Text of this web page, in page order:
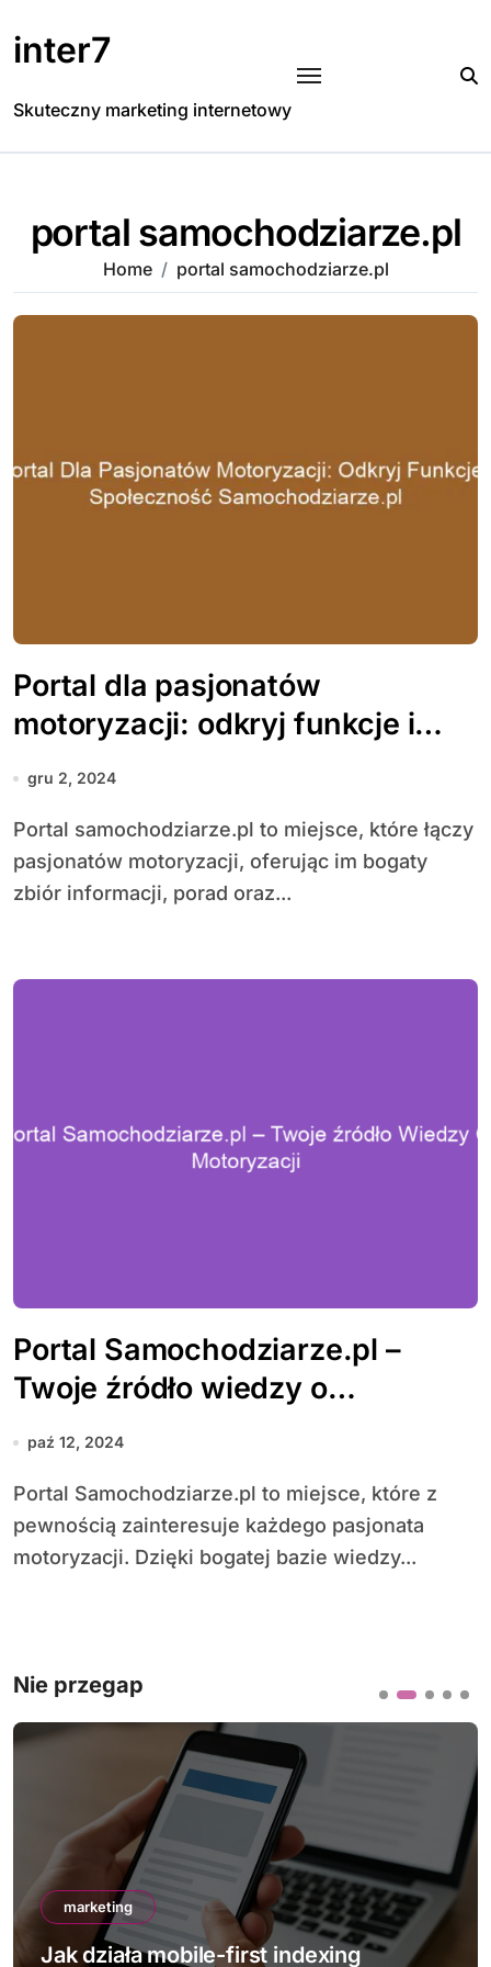
to
content
inter7
Skuteczny marketing internetowy
portal samochodziarze.pl
Home portal samochodziarze.pl
Portal dla pasjonatów
motoryzacji: odkryj funkcje i
społeczność samochodziarze.pl
gru 2, 2024
Portal samochodziarze.pl to miejsce, które łączy
pasjonatów motoryzacji, oferując im bogaty
zbiór informacji, porad oraz...
Portal Samochodziarze.pl –
Twoje źródło wiedzy o
motoryzacji
paź 12, 2024
Portal Samochodziarze.pl to miejsce, które z
pewnością zainteresuje każdego pasjonata
motoryzacji. Dzięki bogatej bazie wiedzy...
Nie przegap
marketing
Jak działa mobile-first indexing